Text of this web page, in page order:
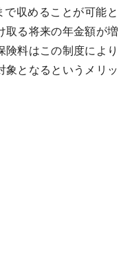
収めることが可能と
取る将来の年金額が増
険料はこの制度により
象となるというメリッ